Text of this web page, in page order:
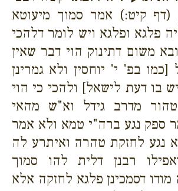
(דף קיט:) אמר סמוך מיעוטא
פלגא ופלגא ויש לומר דלהכי
משום דתינוק הוי דבר שאין
בפ' י' יוחסין ולא גמרינן
בו דעת לישאל] ולהכי כי הוי
מדרב גידל וא"ש מהאי
ספק נגע ברה"י טמא ולא אמר
נגע לחזקת טהרה ואיתרע לה
רבנן דלית להו סמוך
דסמכינן פלגא לחזקה אלא